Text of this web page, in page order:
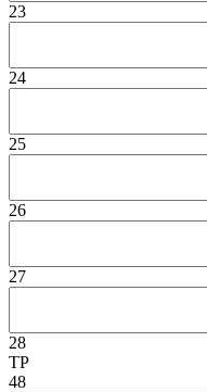
23
24
25
26
27
28
TP
48